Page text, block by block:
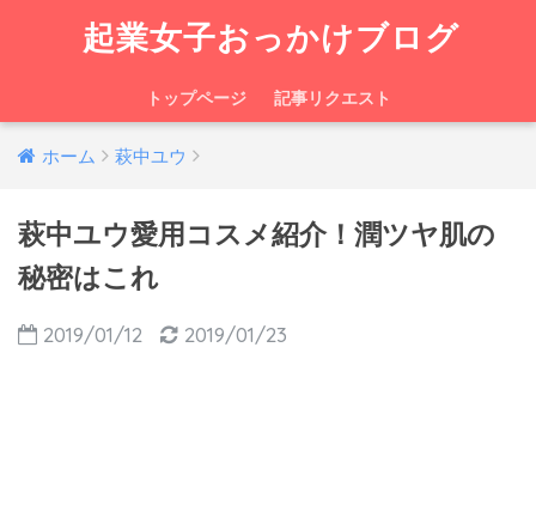
起業女子おっかけブログ
トップページ 記事リクエスト
ホーム 萩中ユウ
萩中ユウ愛用コスメ紹介！潤ツヤ肌の
秘密はこれ
2019/01/12 2019/01/23